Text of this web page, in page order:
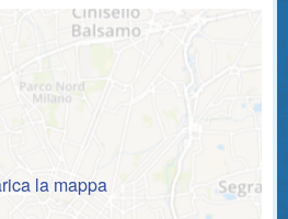
la mappa